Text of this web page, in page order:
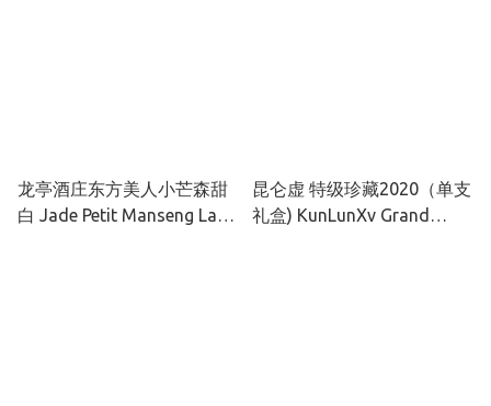
龙亭酒庄东方美人小芒森甜
白 Jade Petit Manseng Late
昆仑虚 特级珍藏2020（单支
礼盒) KunLunXv Grand